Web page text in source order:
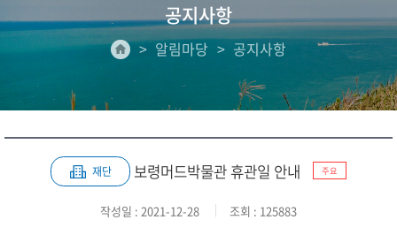
공지사항
알림마당 공지사항
재단 보령머드박물관 휴관일 안내 주요
작성일 : 2021-12-28 조회 : 125883